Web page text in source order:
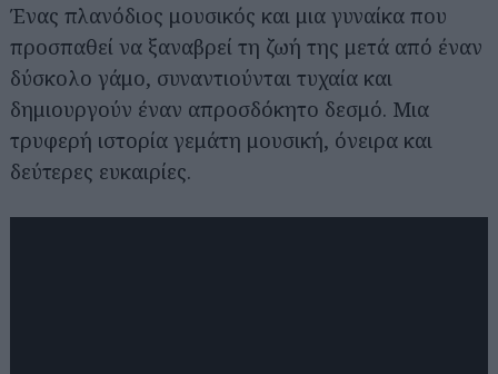
Ένας πλανόδιος μουσικός και μια γυναίκα που
προσπαθεί να ξαναβρεί τη ζωή της μετά από έναν
δύσκολο γάμο, συναντιούνται τυχαία και
δημιουργούν έναν απροσδόκητο δεσμό. Μια
τρυφερή ιστορία γεμάτη μουσική, όνειρα και
δεύτερες ευκαιρίες.